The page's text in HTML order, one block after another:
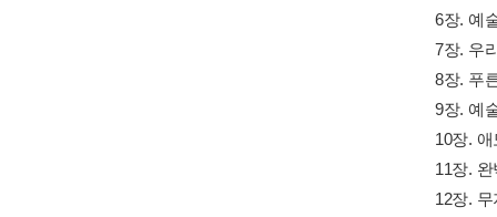
6장. 예
7장. 우
8장. 푸
9장. 예
10장.
11장.
12장.